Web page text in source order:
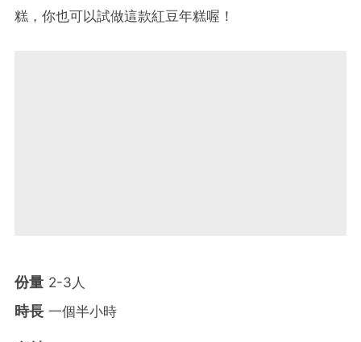
糕，你也可以試做這款紅豆年糕喔！
份量 2-3人
時長 一個半小時